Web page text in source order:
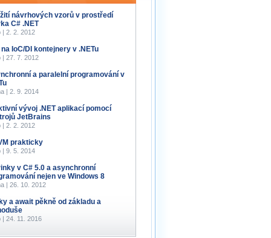
návrhových vzorů v prostředí
C# .NET
| 2. 2. 2012
IoC/DI kontejnery v .NETu
| 27. 7. 2012
a paralelní programování v
| 2. 9. 2014
vývoj .NET aplikací pomocí
JetBrains
| 2. 2. 2012
prakticky
| 9. 5. 2014
v C# 5.0 a asynchronní
nejen ve Windows 8
| 26. 10. 2012
a await pěkně od základu a
| 24. 11. 2016